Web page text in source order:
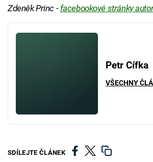
Zdeněk Princ - facebookové stránky
Petr Cífka
VŠECHNY
SDÍLEJTE ČLÁNEK